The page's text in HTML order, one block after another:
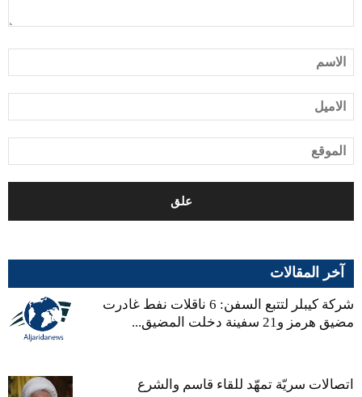
آخر المقالات
شركة كيبلر لتتبع السفن: 6 ناقلات نفط غادرت
مضيق هرمز و21 سفينة دخلت المضيق...
اتصالات سريّة تمهّد للقاء قاسم والشرع